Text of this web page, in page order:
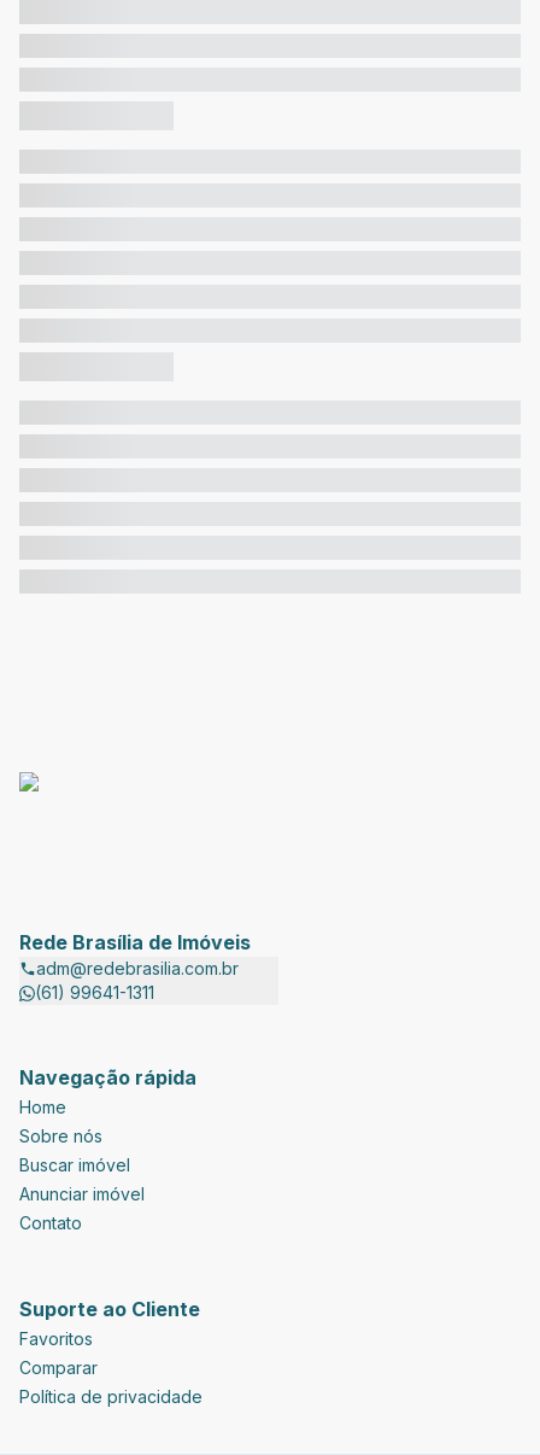
Rede Brasília de Imóveis
adm@redebrasilia.com.br
(61) 99641-1311
Navegação rápida
Home
Sobre nós
Buscar imóvel
Anunciar imóvel
Contato
Suporte ao Cliente
Favoritos
Comparar
Política de privacidade